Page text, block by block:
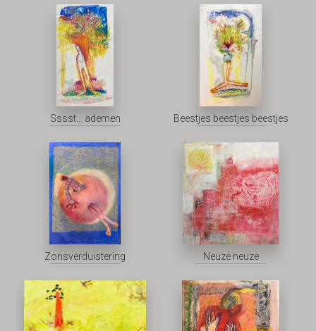
Sssst... ademen Beestjes beestjes beestjes
Zonsverduistering Neuze neuze